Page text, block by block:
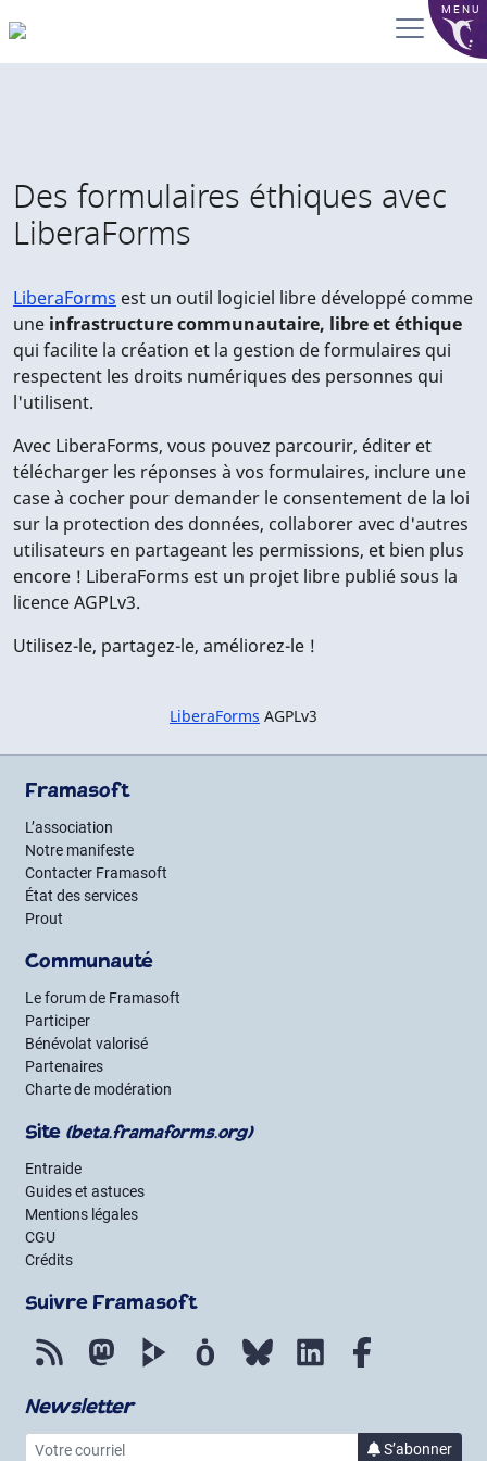
MENU
Des formulaires éthiques avec
LiberaForms
LiberaForms est un outil logiciel libre développé comme
une infrastructure communautaire, libre et éthique
qui facilite la création et la gestion de formulaires qui
respectent les droits numériques des personnes qui
l'utilisent.
Avec LiberaForms, vous pouvez parcourir, éditer et
télécharger les réponses à vos formulaires, inclure une
case à cocher pour demander le consentement de la loi
sur la protection des données, collaborer avec d'autres
utilisateurs en partageant les permissions, et bien plus
encore ! LiberaForms est un projet libre publié sous la
licence AGPLv3.
Utilisez-le, partagez-le, améliorez-le !
LiberaForms AGPLv3
Framasoft
L’association
Notre manifeste
Contacter Framasoft
État des services
Prout
Communauté
Le forum de Framasoft
Participer
Bénévolat valorisé
Partenaires
Charte de modération
Site (beta.framaforms.org)
Entraide
Guides et astuces
Mentions légales
CGU
Crédits
Suivre Framasoft
Flux RSS MastodonPeerTube Mobilizon Bluesky LinkedIn
Newsletter
Votre courriel S’abonner